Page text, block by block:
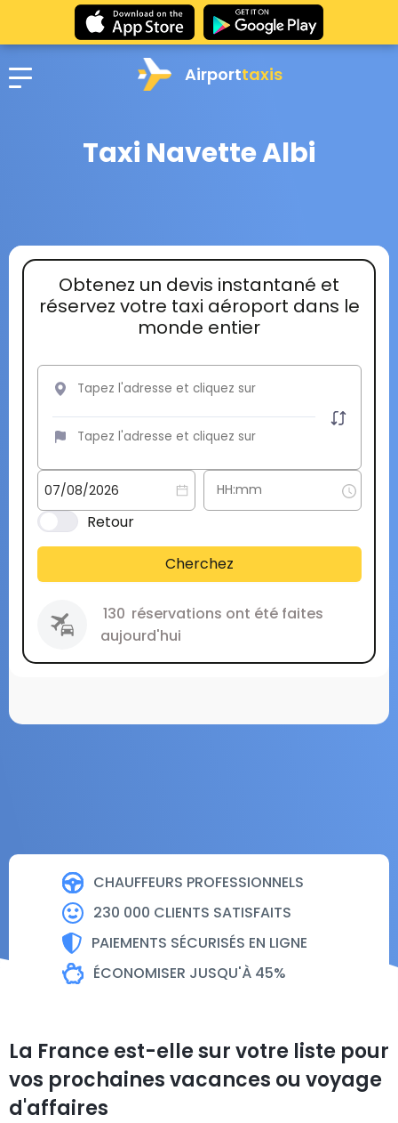
Airporttaxis
Taxi Navette Albi
CHAUFFEURS PROFESSIONNELS
230 000 CLIENTS SATISFAITS
PAIEMENTS SÉCURISÉS EN LIGNE
ÉCONOMISER JUSQU'À 45%
Obtenez un devis instantané et
réservez votre taxi aéroport dans le
monde entier
Retour
Cherchez
130 réservations ont été faites
aujourd'hui
La France est-elle sur votre liste pour
vos prochaines vacances ou voyage
d'affaires